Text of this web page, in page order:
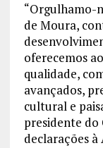
“Orgulhamo-
de Moura,
oferecemos
qualidade,
avançados,
cultural e
presidente do
declarações à